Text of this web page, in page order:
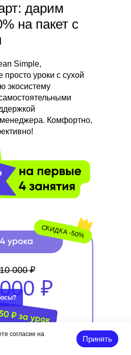
дарим
на пакет с
Simple,
просто уроки с сухой
экосистему
Комфортно,
₽
урока 50 минут
000 ₽
СКИДКА -50%
согласие на
Принять